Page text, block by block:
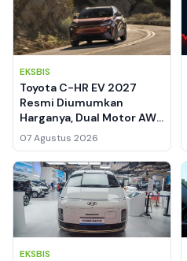
EKSBIS
Toyota C-HR EV 2027
Resmi Diumumkan
Harganya, Dual Motor AWD
338 HP Jadi Andalan
07 Agustus 2026
EKSBIS